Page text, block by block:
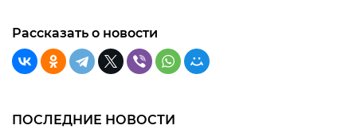
Рассказать о новости
ПОСЛЕДНИЕ НОВОСТИ